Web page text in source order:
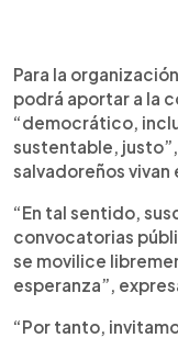
Para la
podrá aportar a la
“democrático,
sustentable,
salvadoreños vivan
“En tal sentido,
convocatorias
se movilice
esperanza”,
“Por tanto,